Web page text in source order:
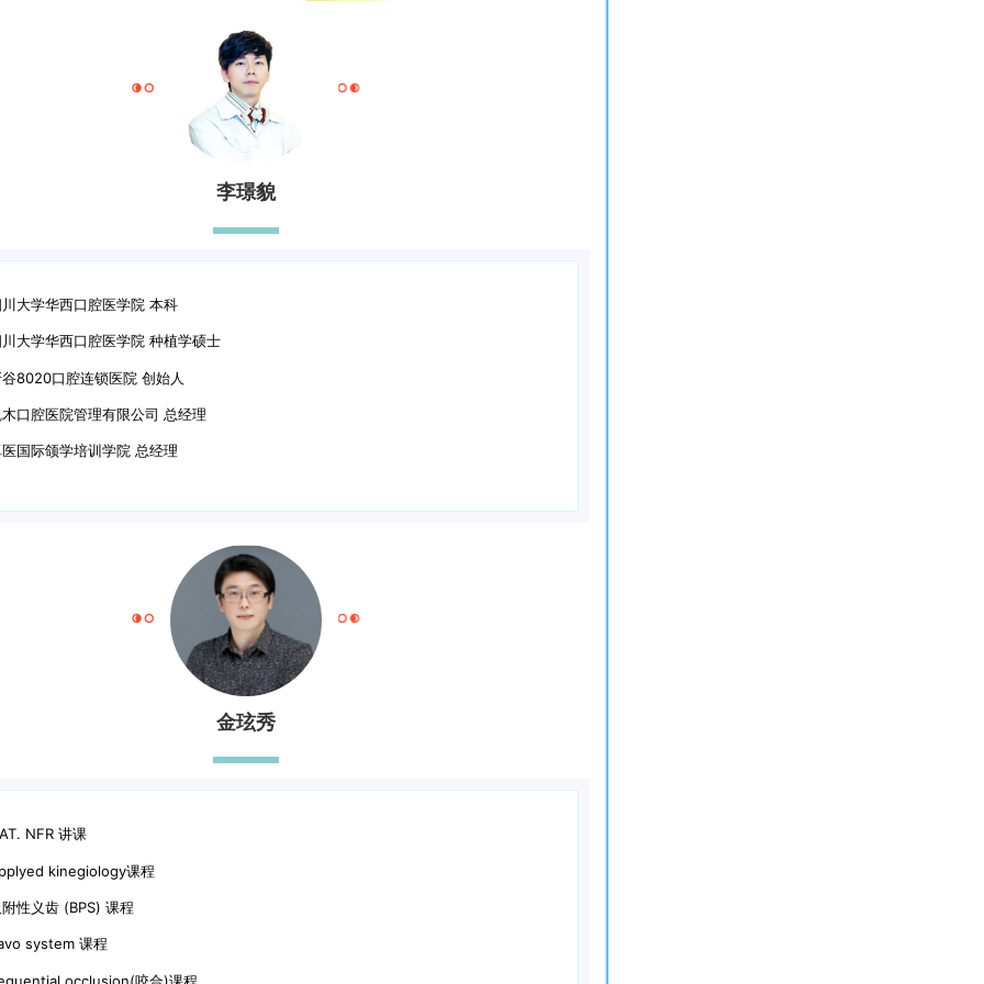
李璟貌
大学华西口腔医学院 本科
大学华西口腔医学院 种植学硕士
8020口腔连锁医院 创始人
口腔医院管理有限公司 总经理
国际颌学培训学院 总经理
金玹秀
NFR 讲课
kinegiology课程
性义齿 (BPS) 课程
system 课程
occlusion(咬合)课程